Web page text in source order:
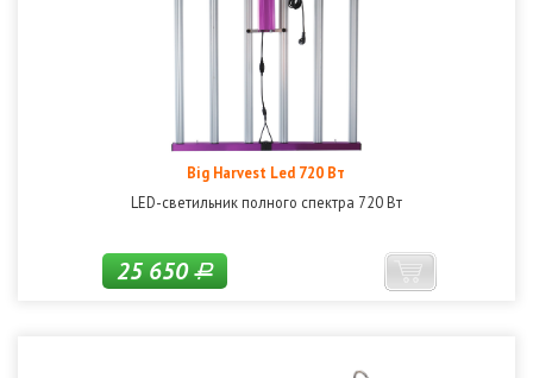
Big Harvest Led 720 Вт
LED-светильник полного спектра 720 Вт
25 650Р